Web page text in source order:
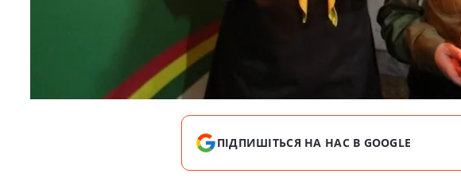
ПІДПИШІТЬСЯ НА НАС В GOOGLE